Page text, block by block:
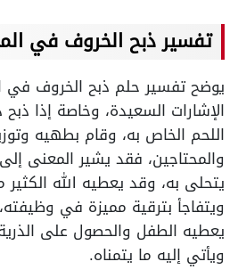
تفسير ذبح الخروف في
يوضح تفسير حلم ذبح الخروف في
الإشارات السعيدة، وخاصة إذا
اللحم الخاص به، وقام بطهيه
والمحتاجين، فقد يشير المعنى
يتحلى به، وقد يعطيه الله الكثير
ويتفاجأ بترقية مميزة في
يعطيه الطفل والحصول على
ويأتي إليه ما يتمناه.